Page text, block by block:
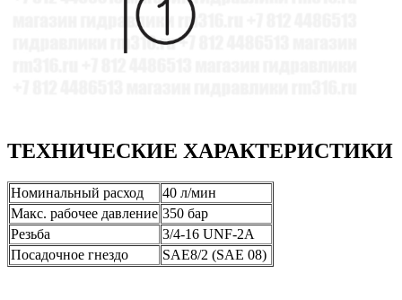
ТЕХНИЧЕСКИЕ ХАРАКТЕРИСТИКИ
Номинальный расход
40 л/мин
Макс. рабочее давление 350 бар
Резьба
3/4-16 UNF-2A
Посадочное гнездо
SAE8/2 (SAE 08)